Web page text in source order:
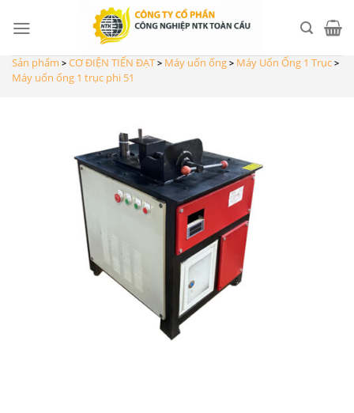
content
Sản phẩm > CƠ ĐIỆN TIẾN ĐẠT > Máy uốn ống > Máy Uốn Ống 1 Trục >
Máy uốn ống 1 trục phi 51